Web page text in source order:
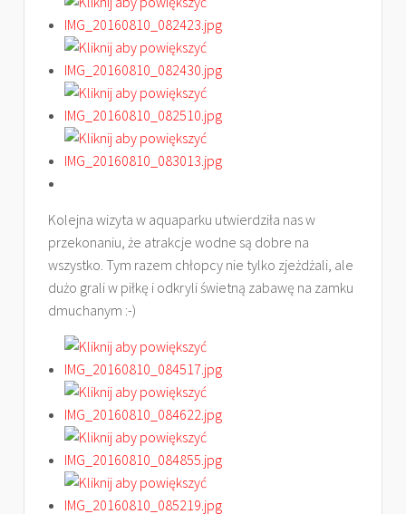
Kolejna wizyta w aquaparku utwierdziła nas w
przekonaniu, że atrakcje wodne są dobre na
wszystko. Tym razem chłopcy nie tylko zjeżdżali, ale
dużo grali w piłkę i odkryli świetną zabawę na zamku
dmuchanym :-)